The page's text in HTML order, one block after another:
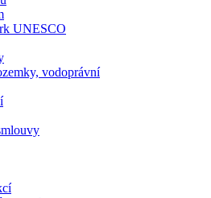
UNESCO
vodoprávní